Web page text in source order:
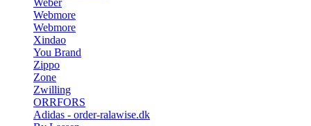
Weber
Webmore
Webmore
Xindao
You Brand
Zippo
Zone
Zwilling
ORRFORS
Adidas - order-ralawise.dk